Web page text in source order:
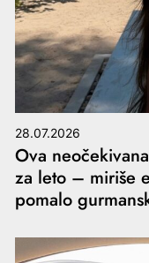
28.07.2026
Ova
za leto – miriše
pomalo